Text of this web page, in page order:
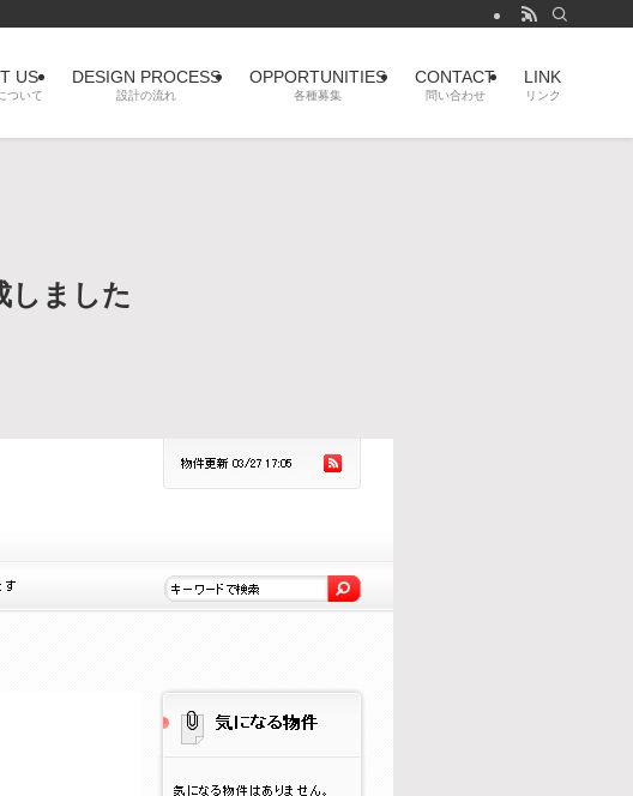
US
ついて
DESIGN PROCESS
設計の流れ
OPPORTUNITIES
各種募集
CONTACT
問い合わせ
LINK
リンク
しました